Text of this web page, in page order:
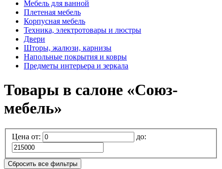
Мебель для ванной
Плетеная мебель
Корпусная мебель
Техника, электротовары и люстры
Двери
Шторы, жалюзи, карнизы
Напольные покрытия и ковры
Предметы интерьера и зеркала
Товары в салоне «Союз-
мебель»
Цена от: до:
Сбросить все фильтры